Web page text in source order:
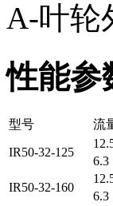
A-叶轮
性能参
型号 流
IR50-32-125
6.3
IR50-32-160
6.3